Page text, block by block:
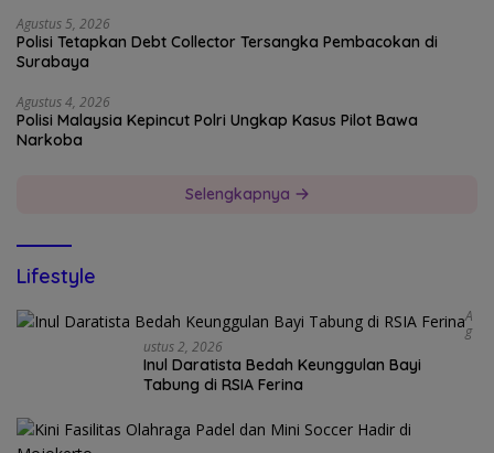
Agustus 5, 2026
Polisi Tetapkan Debt Collector Tersangka Pembacokan di
Surabaya
Agustus 4, 2026
Polisi Malaysia Kepincut Polri Ungkap Kasus Pilot Bawa
Narkoba
Selengkapnya
Lifestyle
A
G
Ustus 2, 2026
Inul Daratista Bedah Keunggulan Bayi
Tabung di RSIA Ferina